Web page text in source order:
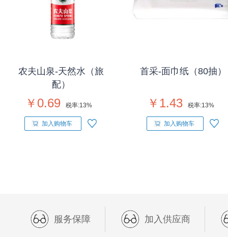
农夫山泉-天然水（旅
配）
￥0.69 税率:13%
加入购物车
首采-面巾纸（80抽）
￥1.43 税率:13%
加入购物车
服务保障 加入供应商